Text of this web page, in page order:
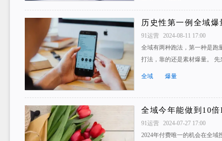
历史性第一例全域
91运营 2024-08-11 17:00
全域有两种跑法，第一种是跑
打法，靠的还是素材爆量。
全域 爆量
全域今年能做到10
91运营 2024-07-27 17:00
2024年付费唯一的机会在全